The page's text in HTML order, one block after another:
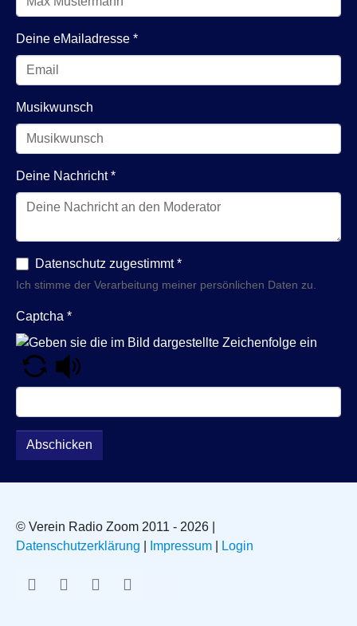
Deine eMailadresse *
Musikwunsch
Deine Nachricht*
Datenschutz zugestimmt*
Ich stimme der Verarbeitung meiner persönlichen Daten zu.
Captcha *
Abschicken
© Verein Radio Zoom 2011 - 2026 |
Datenschutzerklärung
Impressum Login